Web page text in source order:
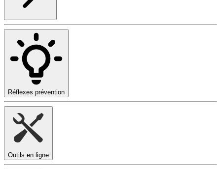
Réflexes prévention
Outils en ligne